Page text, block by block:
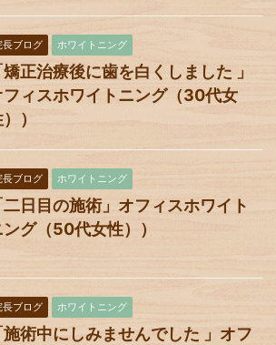
長ブログ ホワイトニング
矯正治療後に歯を白くしました 」
フィスホワイトニング（30代女
）
長ブログ ホワイトニング
二日目の施術」オフィスホワイト
ング（50代女性））
長ブログ ホワイトニング
施術中にしみませんでした 」オフ